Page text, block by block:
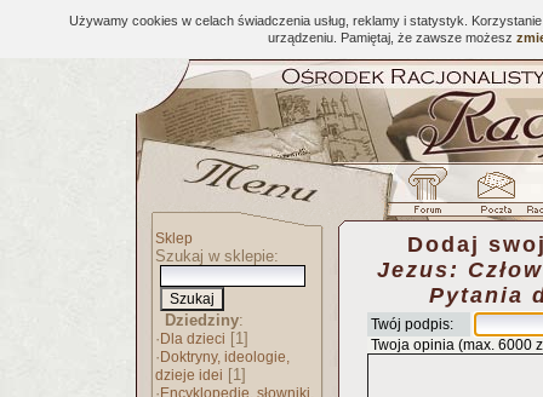
Używamy cookies w celach świadczenia usług, reklamy i statystyk.
urządzeniu. Pamiętaj, że zawsze możesz
Sklep
Szukaj w sklepie:
Dziedziny:
· Dla dzieci [1]
· Doktryny, ideologie,
dzieje idei [1]
· Encyklopedie, słowniki,
Dodaj
Jezus:
Pytania
Twój podpis:
Twoja opinia (max. 6000